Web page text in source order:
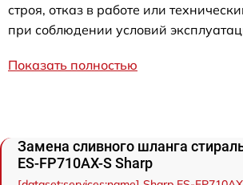
строя, отказ в работе или
при соблюдении условий
Показать полностью
Замена сливного шланга
ES-FP710AX-S Sharp